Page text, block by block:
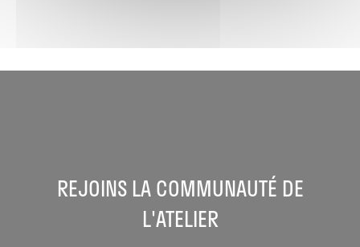
REJOINS LA COMMUNAUTÉ DE
L'ATELIER